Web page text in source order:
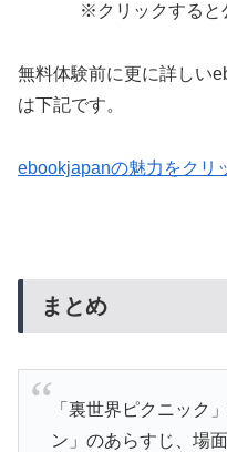
※クリックすると
無料体験前に更に詳しい
は下記です。
ebookjapanの魅力をクリ
まとめ
「裏世界ピクニック
ン」のあらすじ、場